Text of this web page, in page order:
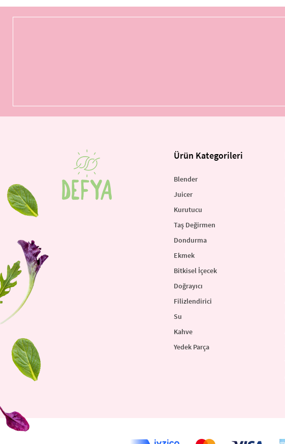
Ürün Kategorileri
Blender
Juicer
Kurutucu
Taş Değirmen
Dondurma
Ekmek
Bitkisel İçecek
Doğrayıcı
Filizlendirici
Su
Kahve
Yedek Parça